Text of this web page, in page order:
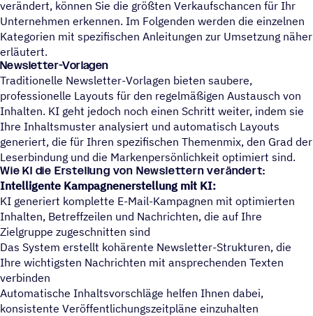
verändert, können Sie die größten Verkaufschancen für Ihr
Unternehmen erkennen. Im Folgenden werden die einzelnen
Kategorien mit spezifischen Anleitungen zur Umsetzung näher
erläutert.
Newsletter-Vorlagen
Traditionelle Newsletter-Vorlagen bieten saubere,
professionelle Layouts für den regelmäßigen Austausch von
Inhalten. KI geht jedoch noch einen Schritt weiter, indem sie
Ihre Inhaltsmuster analysiert und automatisch Layouts
generiert, die für Ihren spezifischen Themenmix, den Grad der
Leserbindung und die Markenpersönlichkeit optimiert sind.
Wie KI die Erstellung von Newslettern verändert:
Intelligente Kampagnenerstellung mit KI:
KI generiert komplette E-Mail-Kampagnen mit optimierten
Inhalten, Betreffzeilen und Nachrichten, die auf Ihre
Zielgruppe zugeschnitten sind
Das System erstellt kohärente Newsletter-Strukturen, die
Ihre wichtigsten Nachrichten mit ansprechenden Texten
verbinden
Automatische Inhaltsvorschläge helfen Ihnen dabei,
konsistente Veröffentlichungszeitpläne einzuhalten